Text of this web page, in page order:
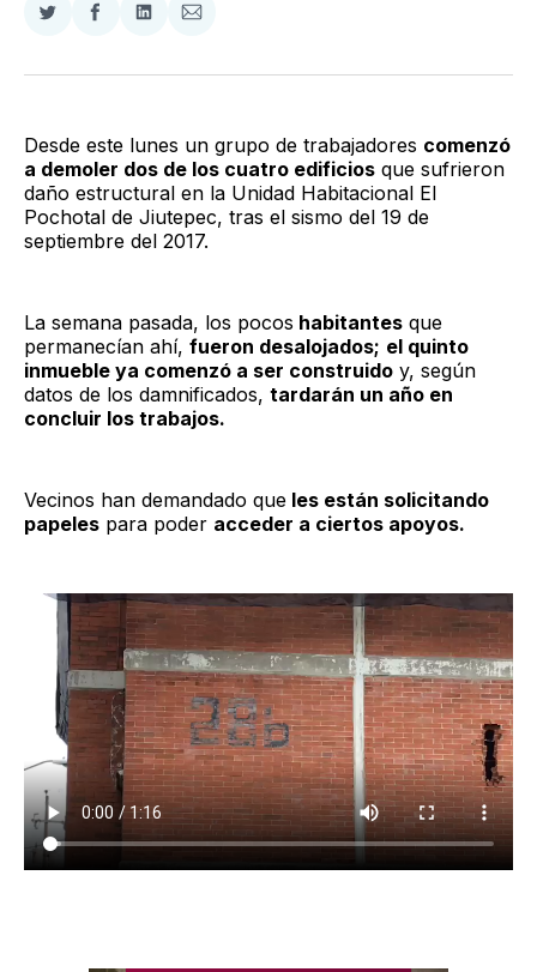
Compartir
Twitter
Compartir
Facebook
Compartir
LinkedIn
Compartir
Email
Desde este lunes un grupo de trabajadores comenzó
a demoler dos de los cuatro edificios que sufrieron
daño estructural en la Unidad Habitacional El
Pochotal de Jiutepec, tras el sismo del 19 de
septiembre del 2017.
La semana pasada, los pocos habitantes que
permanecían ahí, fueron desalojados; el quinto
inmueble ya comenzó a ser construido y, según
datos de los damnificados, tardarán un año en
concluir los trabajos.
Vecinos han demandado que les están solicitando
papeles para poder acceder a ciertos apoyos.